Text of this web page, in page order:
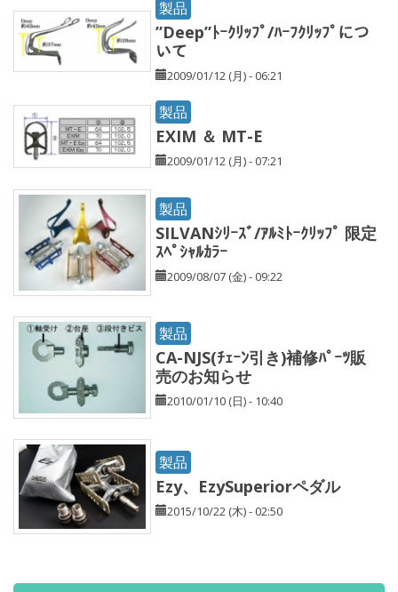
製品
”Deep”ﾄｰｸﾘｯﾌﾟ/ﾊｰﾌｸﾘｯﾌﾟにつ
いて
2009/01/12 (月) - 06:21
製品
EXIM ＆ MT-E
2009/01/12 (月) - 07:21
製品
SILVANｼﾘｰｽﾞ/ｱﾙﾐﾄｰｸﾘｯﾌﾟ 限定
ｽﾍﾟｼｬﾙｶﾗｰ
2009/08/07 (金) - 09:22
製品
CA-NJS(ﾁｪｰﾝ引き)補修ﾊﾟｰﾂ販
売のお知らせ
2010/01/10 (日) - 10:40
製品
Ezy、EzySuperiorペダル
2015/10/22 (木) - 02:50